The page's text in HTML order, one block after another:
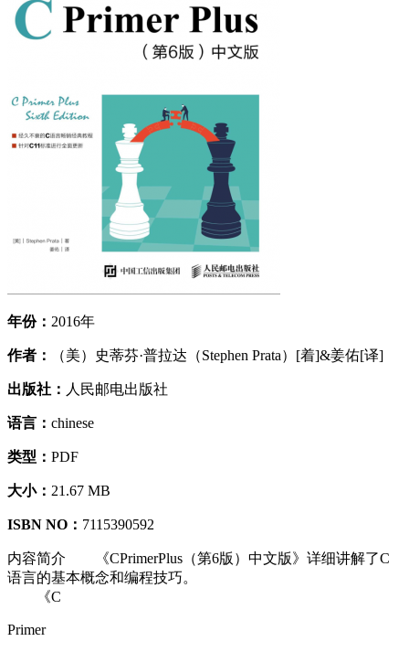
年份： 2016年
作者： （美）史蒂芬·普拉达（Stephen Prata）[着]&姜佑[译]
出版社： 人民邮电出版社
语言： chinese
类型： PDF
大小： 21.67 MB
ISBN NO： 7115390592
内容简介 《CPrimerPlus（第6版）中文版》详细讲解了C
语言的基本概念和编程技巧。
《C
Primer